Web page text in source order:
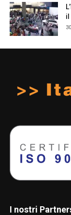
il
I nostri